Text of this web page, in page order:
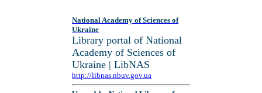
National Academy of Sciences of
Ukraine
Library portal of National
Academy of Sciences of
Ukraine | LibNAS
http://libnas.nbuv.gov.ua